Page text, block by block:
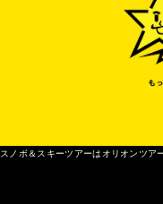
スノボ＆スキーツアーはオリオンツア